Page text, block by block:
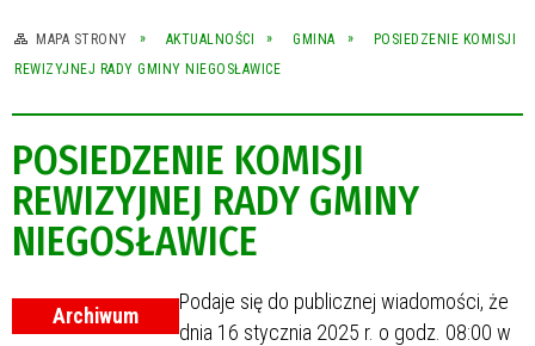
MAPA STRONY AKTUALNOŚCI GMINA
POSIEDZENIE KOMISJI
REWIZYJNEJ RADY GMINY NIEGOSŁAWICE
POSIEDZENIE KOMISJI
REWIZYJNEJ RADY GMINY
NIEGOSŁAWICE
Archiwum
Podaje się do publicznej wiadomości, że
dnia 16 stycznia 2025 r. o godz. 08:00 w